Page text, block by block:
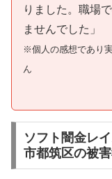
りました。職場
ませんでした」
※個人の感想であり
ん
ソフト闇金レ
市都筑区の被害